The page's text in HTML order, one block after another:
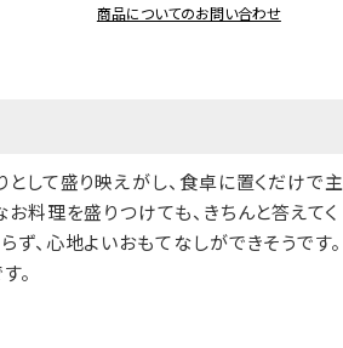
商品についてのお問い合わせ
して盛り映えがし、食卓に置くだけで主
料理を盛りつけても、きちんと答えてく
、心地よいおもてなしができそうです。
。